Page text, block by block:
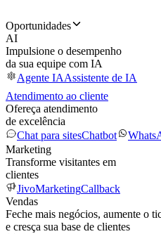
Oportunidades
AI
Impulsione o desempenho
da sua equipe com IA
Agente IAAssistente de IA
Atendimento ao cliente
Ofereça atendimento
de excelência
Chat para sitesChatbot
Marketing
Transforme visitantes em
clientes
JivoMarketingCallback
Vendas
Feche mais negócios, aumente o
e cresça sua base de clientes